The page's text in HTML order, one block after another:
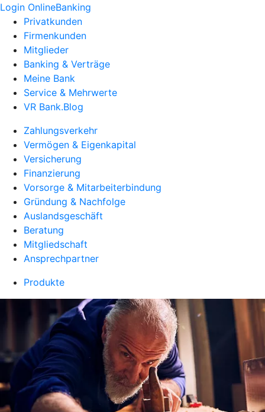
Login OnlineBanking
Privatkunden
Firmenkunden
Mitglieder
Banking & Verträge
Meine Bank
Service & Mehrwerte
VR Bank.Blog
Zahlungsverkehr
Vermögen & Eigenkapital
Versicherung
Finanzierung
Vorsorge & Mitarbeiterbindung
Gründung & Nachfolge
Auslandsgeschäft
Beratung
Mitgliedschaft
Ansprechpartner
Produkte